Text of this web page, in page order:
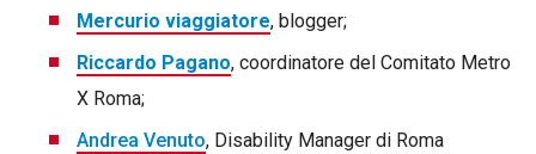
Mercurio viaggiatore, blogger;
Riccardo Pagano, coordinatore del Comitato Metro
X Roma;
Andrea Venuto, Disability Manager di Roma